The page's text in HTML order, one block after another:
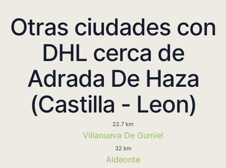
Otras ciudades con
DHL cerca de
Adrada De Haza
(Castilla - Leon)
22.7 km
Villanueva De Gumiel
32 km
Aldeonte